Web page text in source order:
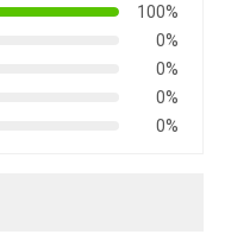
100%
0%
0%
0%
0%